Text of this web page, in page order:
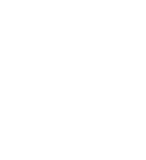
einkaufen wenn Sie aber
sind es nur 40 Meter zum
kochen, während Ihre Kinder im
Spielhaus und einer Rutsche.
für die ganze Familie.